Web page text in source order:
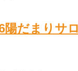
陽だまりサ